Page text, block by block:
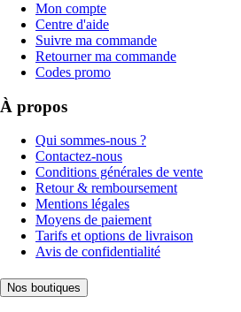
Mon compte
Centre d'aide
Suivre ma commande
Retourner ma commande
Codes promo
À propos
Qui sommes-nous ?
Contactez-nous
Conditions générales de vente
Retour & remboursement
Mentions légales
Moyens de paiement
Tarifs et options de livraison
Avis de confidentialité
Nos boutiques